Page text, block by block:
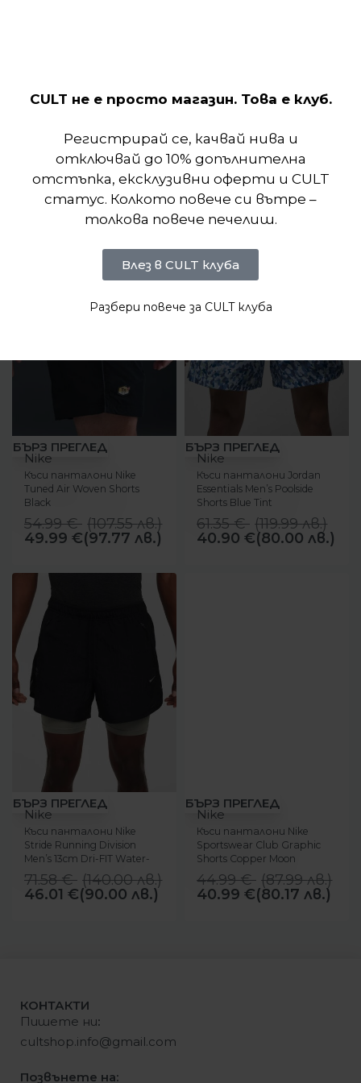
Отзиви (0)
Подобни продукти
-9%
БЪРЗ ПРЕГЛЕД
Nike
Къси панталони Nike
Tuned Air Woven Shorts
Black
54.99€ (107.55лв.)
49.99 €(97.77 лв.)
-33%
БЪРЗ ПРЕГЛЕД
Nike
Къси панталони Jordan
Essentials Men’s Poolside
Shorts Blue Tint
61.35€ (119.99лв.)
40.90 €(80.00 лв.)
-36%
БЪРЗ ПРЕГЛЕД
Nike
Къси панталони Nike
Stride Running Division
Men’s 13cm Dri-FIT Water-
Repellent 2-in-1 Running
Shorts Black
71.58€ (140.00лв.)
46.01 €(90.00 лв.)
-9%
БЪРЗ ПРЕГЛЕД
Nike
Къси панталони Nike
Sportswear Club Graphic
Shorts Copper Moon
44.99€ (87.99лв.)
40.99 €(80.17 лв.)
КОНТАКТИ
Пишете ни:
cultshop.info@gmail.com
Позвънете на:
CULT не е просто магазин. Това е клуб.
Регистрирай се, качвай нива и
отключвай до 10% допълнителна
отстъпка, ексклузивни оферти и CULT
статус. Колкото повече си вътре –
толкова повече печелиш.
Влез в CULT клуба
Разбери повече за CULT клуба